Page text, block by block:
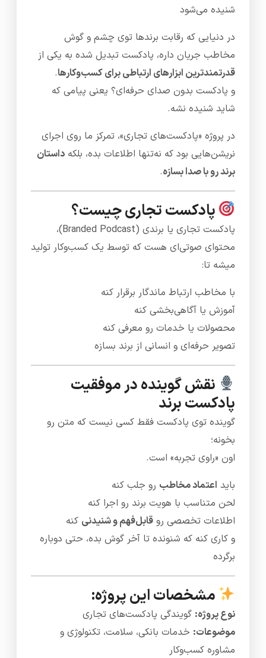
شنیده می‌شود
در دنیایی که رقابت برندها توی چشم و گوش
مخاطب جریان داره، پادکست‌ تبدیل شده به یکی از
قدرتمندترین ابزارهای ارتباطی برای کسب‌وکارها.
و پادکست بدون صدای حرفه‌ای؟ یعنی پیامی که
شاید شنیده نشه.
در پروژه «پادکست‌های تجاری»، تمرکز ما روی اجرای
نریشن‌هایی بود که نه‌تنها اطلاعات بده، بلکه داستان
برند رو با صدا بسازه.
پادکست تجاری چیست؟
پادکست تجاری یا برندی (Branded Podcast)،
محتوای صوتی‌ای هست که توسط یک کسب‌وکار تولید
میشه تا:
با مخاطب ارتباط ماندگار برقرار کنه
آموزش یا آگاهی‌بخشی کنه
محصولات یا خدمات رو معرفی کنه
تصویر حرفه‌ای و انسانی از برند بسازه
نقش گوینده در موفقیت
پادکست برند
گوینده توی پادکست فقط کسی نیست که متن رو
بخونه؛
اون «راوی تجربه» است.
باید اعتماد مخاطب رو جلب کنه
لحن متناسب با هویت برند رو اجرا کنه
اطلاعات تخصصی رو قابل‌فهم و شنیدنی کنه
و کاری کنه که شنونده تا آخر گوش بده، حتی دوباره
برگرده
مشخصات این پروژه:
نوع پروژه: گویندگی پادکست‌های تجاری
موضوعات: خدمات بانکی، سلامت، تکنولوژی و
مشاوره کسب‌وکار